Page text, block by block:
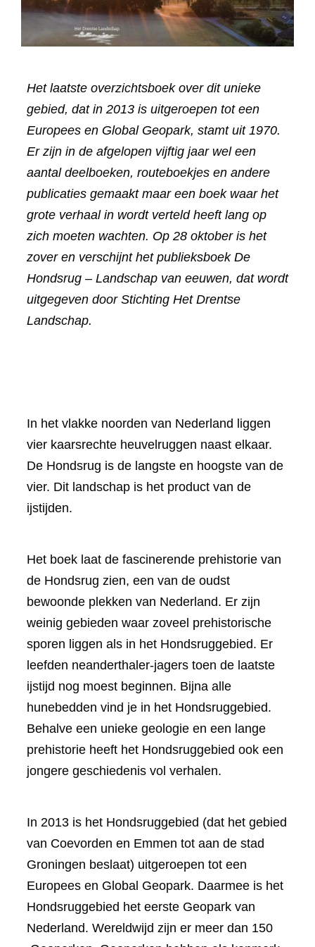
Het laatste overzichtsboek over dit unieke
gebied, dat in 2013 is uitgeroepen tot een
Europees en Global Geopark, stamt uit 1970.
Er zijn in de afgelopen vijftig jaar wel een
aantal deelboeken, routeboekjes en andere
publicaties gemaakt maar een boek waar het
grote verhaal in wordt verteld heeft lang op
zich moeten wachten. Op 28 oktober is het
zover en verschijnt het publieksboek De
Hondsrug – Landschap van eeuwen, dat wordt
uitgegeven door Stichting Het Drentse
Landschap.
In het vlakke noorden van Nederland liggen
vier kaarsrechte heuvelruggen naast elkaar.
De Hondsrug is de langste en hoogste van de
vier. Dit landschap is het product van de
ijstijden.
Het boek laat de fascinerende prehistorie van
de Hondsrug zien, een van de oudst
bewoonde plekken van Nederland. Er zijn
weinig gebieden waar zoveel prehistorische
sporen liggen als in het Hondsruggebied. Er
leefden neanderthaler-jagers toen de laatste
ijstijd nog moest beginnen. Bijna alle
hunebedden vind je in het Hondsruggebied.
Behalve een unieke geologie en een lange
prehistorie heeft het Hondsruggebied ook een
jongere geschiedenis vol verhalen.
In 2013 is het Hondsruggebied (dat het gebied
van Coevorden en Emmen tot aan de stad
Groningen beslaat) uitgeroepen tot een
Europees en Global Geopark. Daarmee is het
Hondsruggebied het eerste Geopark van
Nederland. Wereldwijd zijn er meer dan 150